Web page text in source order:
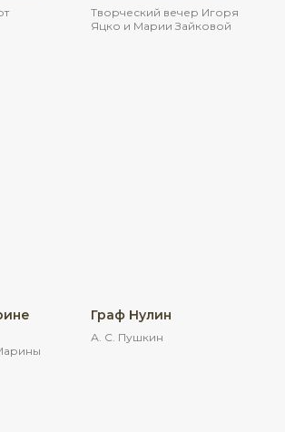
Творческий вечер Игоря
Яцко и Марии Зайковой
Граф Нулин
А. С. Пушкин